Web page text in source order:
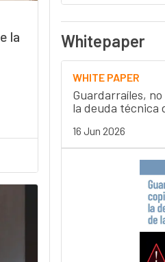
la
Whitepaper
WHITE PAPER
Guardarraíles,
la deuda técnica
16 Jun 2026